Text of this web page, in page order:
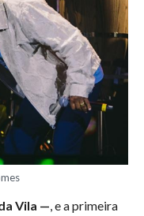
Vila —, e a primeira